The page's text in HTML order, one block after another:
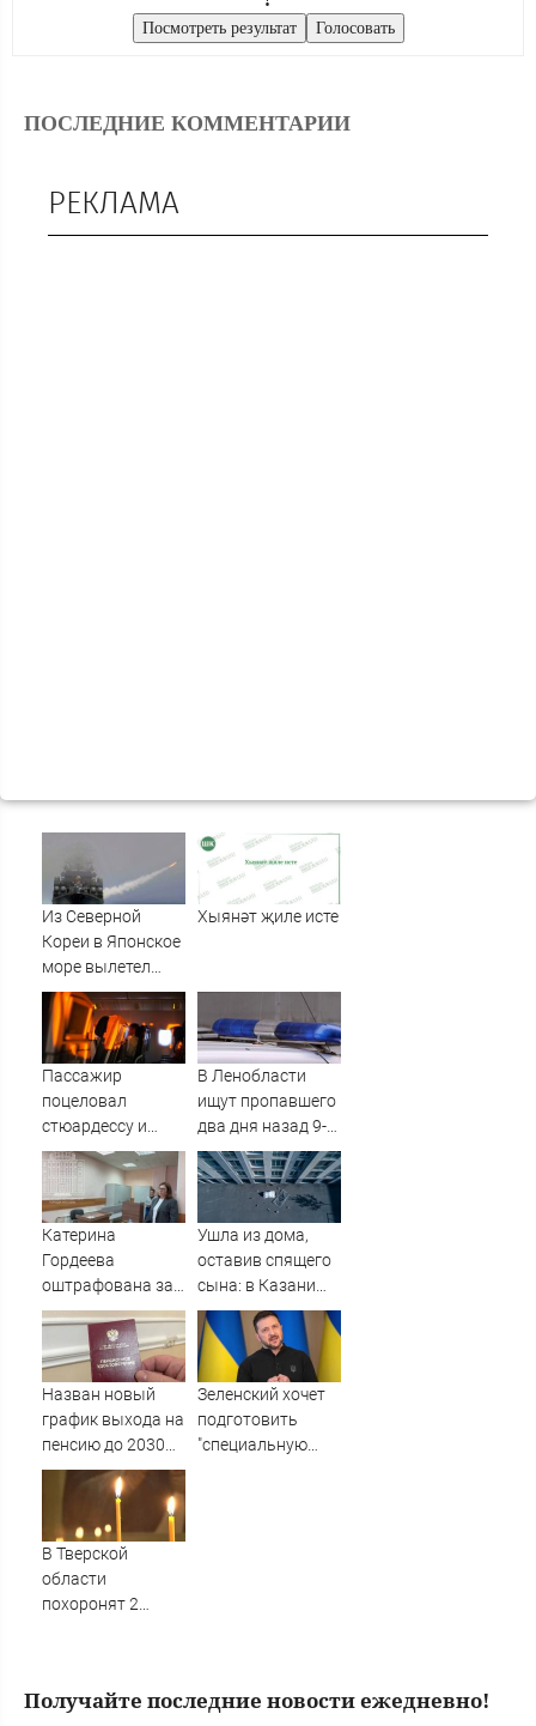
ПОСЛЕДНИЕ КОММЕНТАРИИ
РЕКЛАМА
Из Северной
Кореи в Японское
море вылетел
неопознанный
снаряд
Хыянәт җиле исте
Пассажир
поцеловал
стюардессу и
попал под арест -
АБН 24
В Ленобласти
ищут пропавшего
два дня назад 9-
летнего мальчика
Катерина
Гордеева
оштрафована за
пропаганду ЛГБТ
в интернете -
Новости на
Вести.ru
Ушла из дома,
оставив спящего
сына: в Казани
мать пойдет под
суд за гибель
малыша
07/08/2026 –
Назван новый
график выхода на
пенсию до 2030
года у женщин -
реестр по году
рождения -
PrimaMedia.ru
Зеленский хочет
подготовить
"специальную
В Тверской
области
похоронят 2
Получайте последние новости ежедневно!